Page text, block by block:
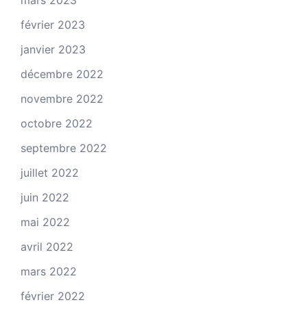
février 2023
janvier 2023
décembre 2022
novembre 2022
octobre 2022
septembre 2022
juillet 2022
juin 2022
mai 2022
avril 2022
mars 2022
février 2022